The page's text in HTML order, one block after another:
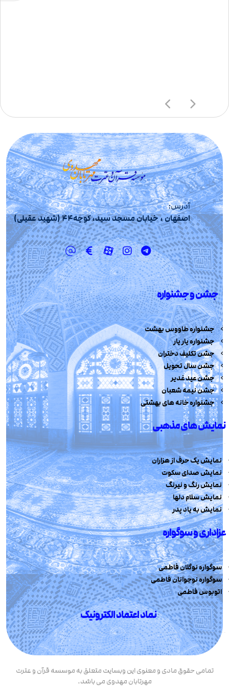
آدرس:
اصفهان ، خیابان مسجد سید، کوچه44 (شهید عقیلی)
جشن و جشنواره
جشنواره طاووس بهشت
جشنواره یار یار
جشن تکلیف دختران
جشن سال تحویل
جشن عید غدیر
جشن نیمه شعبان
جشنواره خانه های بهشتی
نمایش های مذهبی
نمایش یک حرف از هزاران
نمایش صدای سکوت
نمایش رنگ و نیرنگ
نمایش سلام دلها
نمایش به یاد پدر
عزاداری و سوگواره
سوگواره نوگلان فاطمی
سوگواره نوجوانان فاطمی
اتوبوس فاطمی
نماد اعتماد الکترونیک
تمامی حقوق مادی و معنوی این وبسایت متعلق به موسسه قرآن و عترت
مهرتابان مهدوی می باشد.